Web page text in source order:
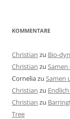
KOMMENTARE
Christian zu Bio-
Christian zu
Corneliazu Samen
Christian zu
Christian zu
Tree